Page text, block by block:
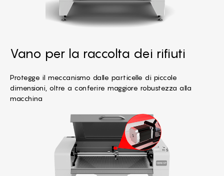
Vano per la raccolta dei rifiuti
Protegge il meccanismo dalle particelle di piccole
dimensioni, oltre a conferire maggiore robustezza alla
macchina